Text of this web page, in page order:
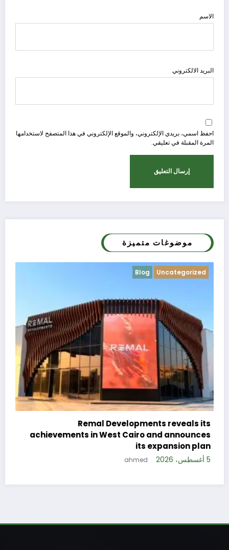
الاسم
البريد الالكتروني
احفظ اسمي، بريدي الإلكتروني، والموقع الإلكتروني في هذا المتصفح لاستخدامها
المرة المقبلة في تعليقي.
موضوغات متميزة
Blog